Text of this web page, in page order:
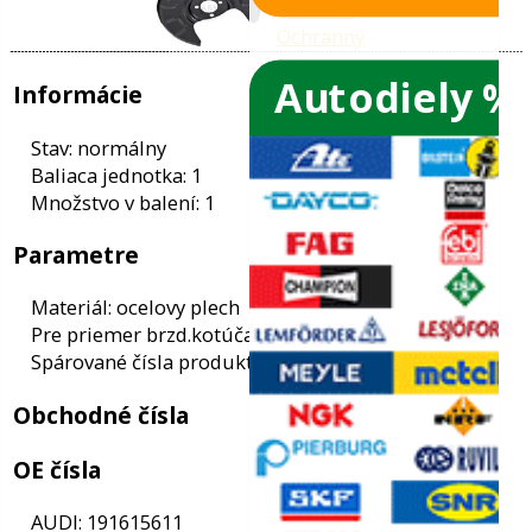
oleja
Informácie
Autodiely %